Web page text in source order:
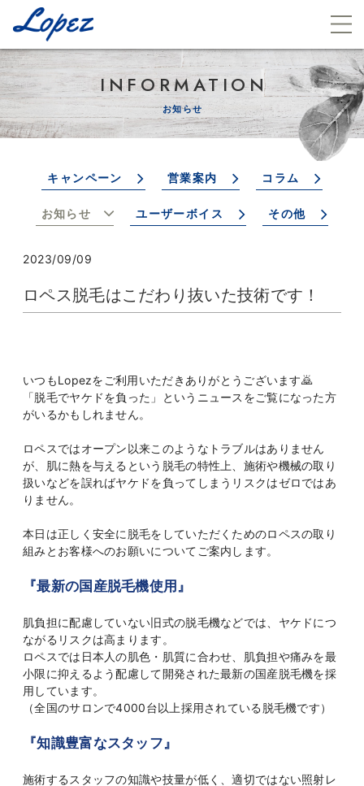
INFORMATION
お知らせ
キャンペーン 営業案内 コラム
お知らせ ユーザーボイス その他
2023/09/09
ロペス脱毛はこだわり抜いた技術です！
いつもLopezをご利用いただきありがとうございます🙇
「脱毛でヤケドを負った」というニュースをご覧になった方
がいるかもしれません。
ロペスではオープン以来このようなトラブルはありません
が、肌に熱を与えるという脱毛の特性上、施術や機械の取り
扱いなどを誤ればヤケドを負ってしまうリスクはゼロではあ
りません。
本日は正しく安全に脱毛をしていただくためのロペスの取り
組みとお客様へのお願いについてご案内します。
『最新の国産脱毛機使用』
肌負担に配慮していない旧式の脱毛機などでは、ヤケドにつ
ながるリスクは高まります。
ロペスでは日本人の肌色・肌質に合わせ、肌負担や痛みを最
小限に抑えるよう配慮して開発された最新の国産脱毛機を採
用しています。
（全国のサロンで4000台以上採用されている脱毛機です）
『知識豊富なスタッフ』
施術するスタッフの知識や技量が低く、適切ではない照射レ